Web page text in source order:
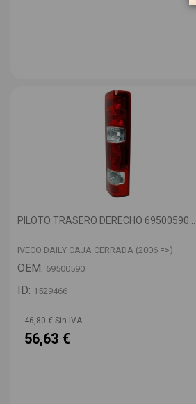
PILOTO TRASERO DERECHO 69500590...
IVECO DAILY CAJA CERRADA (2006 =>)
OEM: 69500590
ID: 1529466
46,80 € Sin IVA
56,63 €